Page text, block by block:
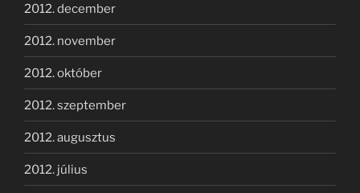
2012. december
2012. november
2012. október
2012. szeptember
2012. augusztus
2012. július